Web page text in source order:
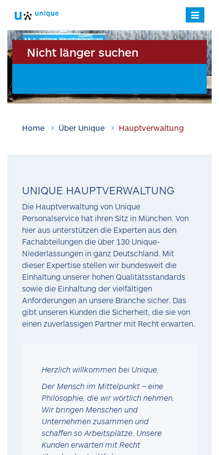
Nicht länger suchen
Home Über Unique Hauptverwaltung
UNIQUE HAUPTVERWALTUNG
Die Hauptverwaltung von Unique
Personalservice hat ihren Sitz in München. Von
hier aus unterstützen die Experten aus den
Fachabteilungen die über 130 Unique-
Niederlassungen in ganz Deutschland. Mit
dieser Expertise stellen wir bundesweit die
Einhaltung unserer hohen Qualitätsstandards
sowie die Einhaltung der vielfältigen
Anforderungen an unsere Branche sicher. Das
gibt unseren Kunden die Sicherheit, die sie von
einen zuverlässigen Partner mit Recht erwarten.
Herzlich willkommen bei Unique.
Der Mensch im Mittelpunkt – eine
Philosophie, die wir wörtlich nehmen.
Wir bringen Menschen und
Unternehmen zusammen und
schaffen so Arbeitsplätze. Unsere
Kunden erwarten mit Recht